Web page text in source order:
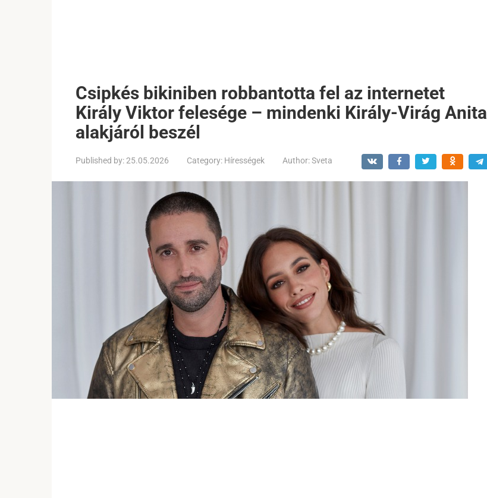
Csipkés bikiniben robbantotta fel az internetet
Király Viktor felesége – mindenki Király-Virág Anita
alakjáról beszél
Published by:25.05.2026 Category: Hírességek Author:Sveta